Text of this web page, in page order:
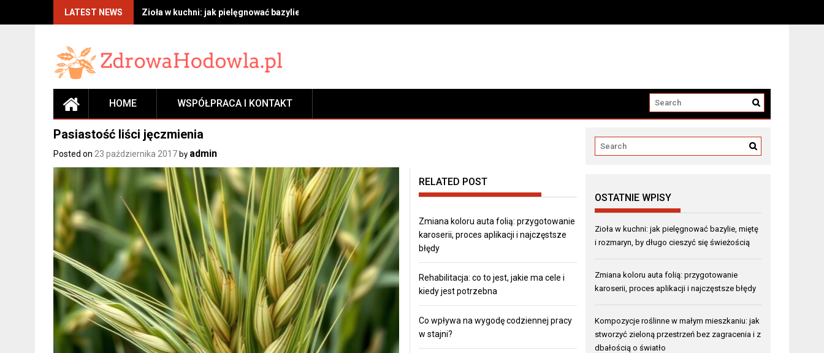
LATEST NEWS Zioła w kuchni: jak pielęgnować bazylie, miętę i rozmaryn, by długo cieszyć się świeżością
HOME WSPÓŁPRACA I KONTAKT
Pasiastość liści jęczmienia
Posted on 23 października 2017 by admin
RELATED POST
Zmiana koloru auta folią: przygotowanie
karoserii, proces aplikacji i najczęstsze
błędy
Rehabilitacja: co to jest, jakie ma cele i
kiedy jest potrzebna
Co wpływa na wygodę codziennej pracy
w stajni?
OSTATNIE WPISY
Zioła w kuchni: jak pielęgnować bazylie, miętę
i rozmaryn, by długo cieszyć się świeżością
Zmiana koloru auta folią: przygotowanie
karoserii, proces aplikacji i najczęstsze błędy
Kompozycje roślinne w małym mieszkaniu: jak
stworzyć zieloną przestrzeń bez zagracenia i z
dbałością o światło